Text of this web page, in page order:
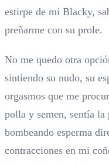
estirpe de mi Blacky,
preñarme con su prole.
No me quedo otra
sintiendo su nudo, su
orgasmos que me
polla y semen, sentía la
bombeando esperma
contracciones en mi